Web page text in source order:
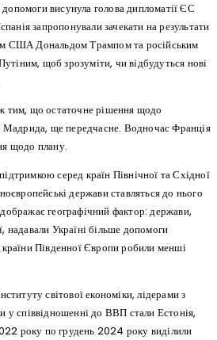
висунула голова дипломатії ЄС
запропонували зачекати на результати
США Дональдом Трампом та російським
щоб зрозуміти, чи відбудуться нові
тим, що остаточне рішення щодо
Мадрида, ще передчасне. Водночас Франція
щодо плану.
серед країн Північної та Східної
держави ставляться до нього
географічний фактор: держави,
надавали Україні більше допомоги
Південної Європи робили менші
світової економіки, лідерами з
у співвідношенні до ВВП стали Естонія,
року по грудень 2024 року виділили